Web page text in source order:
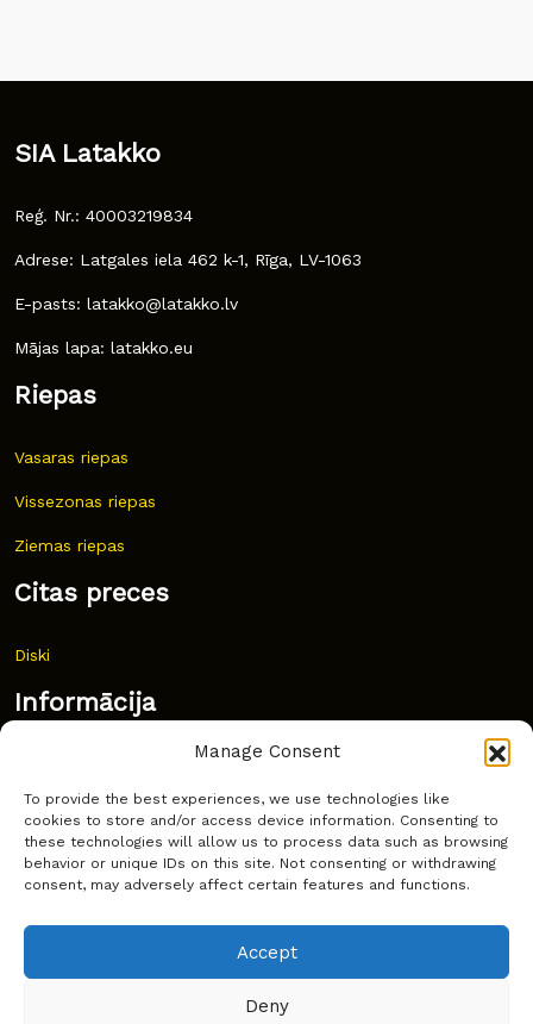
Manage Consent
To provide the best experiences, we use technologies like
cookies to store and/or access device information. Consenting to
these technologies will allow us to process data such as browsing
behavior or unique IDs on this site. Not consenting or withdrawing
consent, may adversely affect certain features and functions.
Accept
Deny
SIA Latakko
Reģ. Nr.: 40003219834
Adrese: Latgales iela 462 k-1, Rīga, LV-1063
E-pasts: latakko@latakko.lv
Mājas lapa: latakko.eu
Riepas
Vasaras riepas
Vissezonas riepas
Ziemas riepas
Citas preces
Diski
Informācija
Bieži uzdoti jautājumi
Kur pirkt?
Sīkdatņu politika